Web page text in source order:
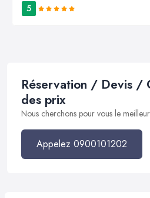
5
Réservation / Devis /
des prix
Nous cherchons pour vous le
Appelez 0900101202